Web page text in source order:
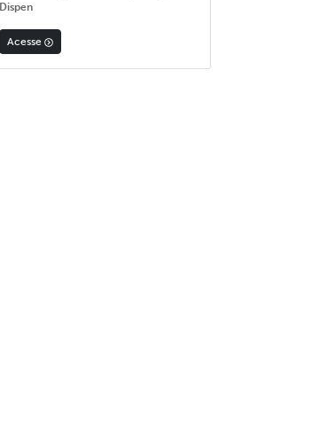
Dispen
Acesse